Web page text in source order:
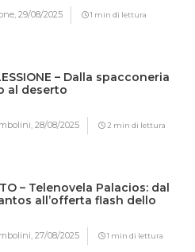
29/08/2025 1 min di lettura
– Dalla spacconeria
al deserto
28/08/2025 2 min di lettura
– Telenovela Palacios: dal
all’offerta flash dello
27/08/2025 1 min di lettura